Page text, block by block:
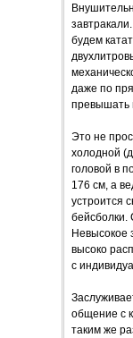
будем
даже по
превышать
Это не
холодной
головой в
176 см, а
устроится
бейсболки.
Невысокое
высоко
с
общение с
таким же